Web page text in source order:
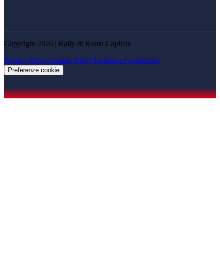
Copyright 2026 | Rally di Roma Capitale
Privacy PolicyCookie PolicyTermini e Condizioni
Preferenze cookie